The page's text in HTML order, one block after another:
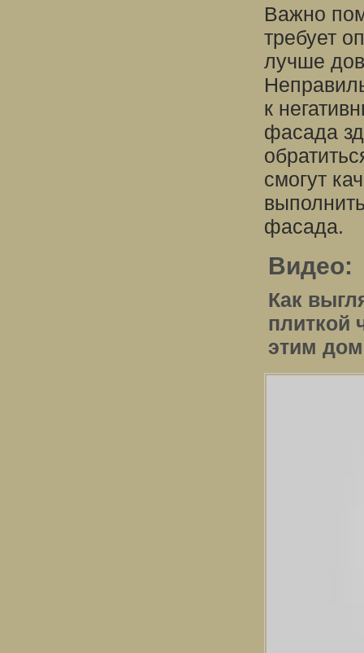
Важно
требует
лучше
к
фасада
смогут
фасада.
Видео:
Как
плиткой
этим